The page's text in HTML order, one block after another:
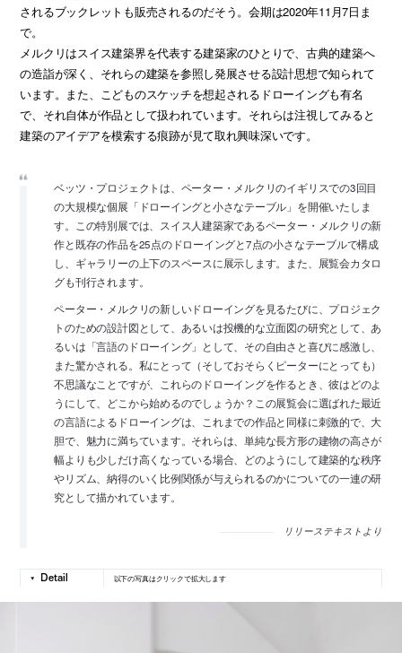
されるブックレットも販売されるのだそう。会期は2020年11月7日ま
で。
メルクリはスイス建築界を代表する建築家のひとりで、古典的建築へ
の造詣が深く、それらの建築を参照し発展させる設計思想で知られて
います。また、こどものスケッチを想起されるドローイングも有名
で、それ自体が作品として扱われています。それらは注視してみると
建築のアイデアを模索する痕跡が見て取れ興味深いです。
ベッツ・プロジェクトは、ペーター・メルクリのイギリスでの3回目
の大規模な個展「ドローイングと小さなテーブル」を開催いたしま
す。この特別展では、スイス人建築家であるペーター・メルクリの新
作と既存の作品を25点のドローイングと7点の小さなテーブルで構成
し、ギャラリーの上下のスペースに展示します。また、展覧会カタロ
グも刊行されます。
ペーター・メルクリの新しいドローイングを見るたびに、プロジェク
トのための設計図として、あるいは投機的な立面図の研究として、あ
るいは「言語のドローイング」として、その自由さと喜びに感激し、
また驚かされる。私にとって（そしておそらくピーターにとっても）
不思議なことですが、これらのドローイングを作るとき、彼はどのよ
うにして、どこから始めるのでしょうか？この展覧会に選ばれた最近
の言語によるドローイングは、これまでの作品と同様に刺激的で、大
胆で、魅力に満ちています。それらは、単純な長方形の建物の高さが
幅よりも少しだけ高くなっている場合、どのようにして建築的な秩序
やリズム、納得のいく比例関係が与えられるのかについての一連の研
究として描かれています。
リリーステキストより
以下の写真はクリックで拡大します